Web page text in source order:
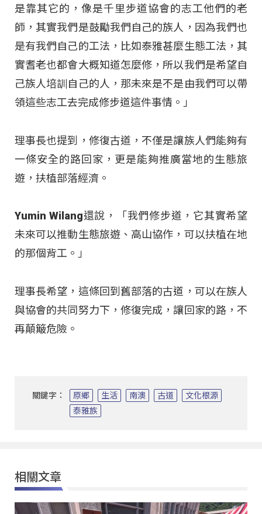
是靠其它的，像是千里步道協會的志工他們的老
師，其實我們是鼓勵我們自己的族人，因為我們也
是有我們自己的工法，比如泰雅甚麼生態工法，其
實耆老也都會大概知道怎麼修，所以我們是希望自
己族人培訓自己的人，那未來是不是由我們可以帶
領這些志工去完成修步道這件事情。」
理事長也提到，修復古道，不僅是讓族人們能夠有
一條安全的路回家，更是能夠推廣當地的生態旅
遊，扶植部落經濟。
Yumin Wilang還說，「我們修步道，它其實希望
未來可以推動生態旅遊、高山協作，可以扶植在地
的那個背工。」
理事長希望，這條回到舊部落的古道，可以在族人
與協會的共同努力下，修復完成，讓回家的路，不
再顛簸危險。
關鍵字： 原鄉 生活 南澳 古道
文化根源
泰雅族
相關文章